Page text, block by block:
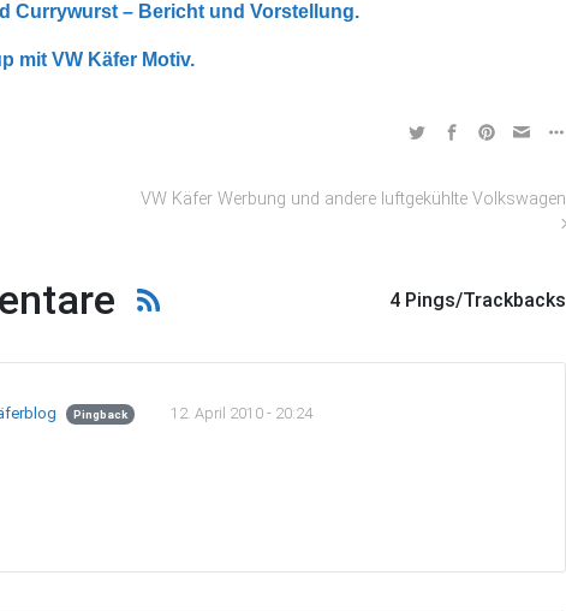
Currywurst – Bericht und Vorstellung.
mit VW Käfer Motiv.
VW Käfer Werbung und andere luftgekühlte Volkswagen
4 Pings/Trackbacks
Pingback
12. April 2010 - 20:24